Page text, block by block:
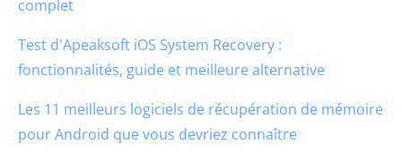
complet
Test d'Apeaksoft iOS System Recovery :
fonctionnalités, guide et meilleure alternative
Les 11 meilleurs logiciels de récupération de mémoire
pour Android que vous devriez connaître